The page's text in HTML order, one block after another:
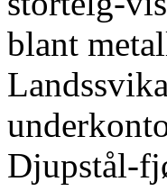
blant
Djupstål-